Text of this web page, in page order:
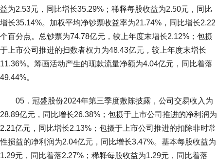
益为2.53元，同比增长35.29%；稀释每股收益为2.50元，同比
增长35.14%。加权平均净钞票收益率为21.74%，同比增长2.22
个百分点。总钞票为74.78亿元，较上年度末增长2.12%；包摄
于上市公司推进的扫数者权力为48.43亿元，较上年度末增长
11.36%。筹画活动产生的现款流量净额为4.04亿元，同比着落
49.44%。
05．冠盛股份2024年第三季度敷陈披露，公司交易收入为
28.89亿元，同比增长26.38%；包摄于上市公司推进的净利润为
2.21亿元，同比增长2.13%；包摄于上市公司推进的扣除非时常
性损益的净利润为2.04亿元，同比增长3.47%。基本每股收益为
1.29元，同比着落2.27%；稀释每股收益为1.29元，同比着落